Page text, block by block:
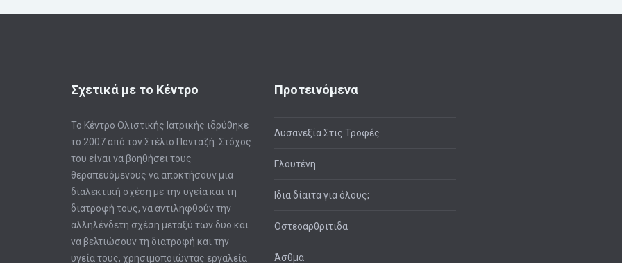
Σχετικά με το Κέντρο
Το Κέντρο Ολιστικής Ιατρικής ιδρύθηκε
το 2007 από τον Στέλιο Πανταζή. Στόχος
του είναι να βοηθήσει τους
θεραπευόμενους να αποκτήσουν μια
διαλεκτική σχέση με την υγεία και τη
διατροφή τους, να αντιληφθούν την
αλληλένδετη σχέση μεταξύ των δυο και
να βελτιώσουν τη διατροφή και την
υγεία τους, χρησιμοποιώντας εργαλεία
Προτεινόμενα
Δυσανεξία Στις Τροφές
Γλουτένη
Ιδια δίαιτα για όλους;
Οστεοαρθριτιδα
Άσθμα